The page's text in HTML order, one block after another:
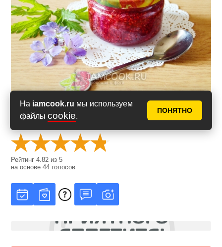
На iamcook.ru мы используем
файлы cookie.
ПОНЯТНО
Оценить рецепт
Рейтинг4.82 из5
на основе44 голосов